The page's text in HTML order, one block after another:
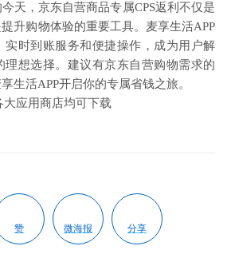
天，京东自营商品专属CPS返利不仅是
升购物体验的重要工具。麦享生活APP
实时到账服务和便捷操作，成为用户解
理想选择。建议有京东自营购物需求的
生活APP开启你的专属省钱之旅。
赞 微海报 分享